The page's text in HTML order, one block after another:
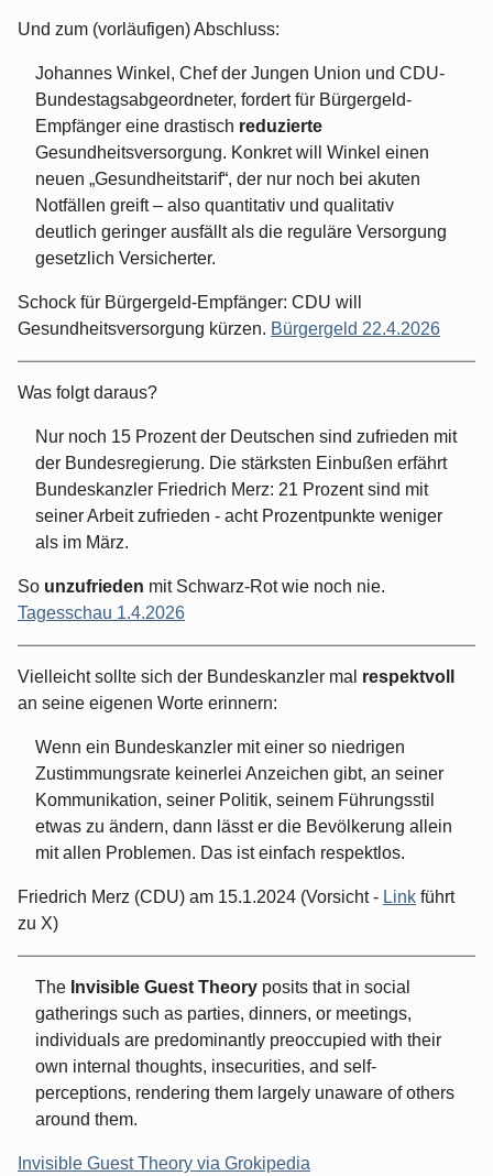
Und zum (vorläufigen) Abschluss:
Johannes Winkel, Chef der Jungen Union und CDU-
Bundestagsabgeordneter, fordert für Bürgergeld-
Empfänger eine drastisch reduzierte
Gesundheitsversorgung. Konkret will Winkel einen
neuen „Gesundheitstarif“, der nur noch bei akuten
Notfällen greift – also quantitativ und qualitativ
deutlich geringer ausfällt als die reguläre Versorgung
gesetzlich Versicherter.
Schock für Bürgergeld-Empfänger: CDU will
Gesundheitsversorgung kürzen. Bürgergeld 22.4.2026
Was folgt daraus?
Nur noch 15 Prozent der Deutschen sind zufrieden mit
der Bundesregierung. Die stärksten Einbußen erfährt
Bundeskanzler Friedrich Merz: 21 Prozent sind mit
seiner Arbeit zufrieden - acht Prozentpunkte weniger
als im März.
So unzufrieden mit Schwarz-Rot wie noch nie.
Tagesschau 1.4.2026
Vielleicht sollte sich der Bundeskanzler mal respektvoll
an seine eigenen Worte erinnern:
Wenn ein Bundeskanzler mit einer so niedrigen
Zustimmungsrate keinerlei Anzeichen gibt, an seiner
Kommunikation, seiner Politik, seinem Führungsstil
etwas zu ändern, dann lässt er die Bevölkerung allein
mit allen Problemen. Das ist einfach respektlos.
Friedrich Merz (CDU) am 15.1.2024 (Vorsicht - Link führt
zu X)
The Invisible Guest Theory posits that in social
gatherings such as parties, dinners, or meetings,
individuals are predominantly preoccupied with their
own internal thoughts, insecurities, and self-
perceptions, rendering them largely unaware of others
around them.
Invisible Guest Theory via Grokipedia